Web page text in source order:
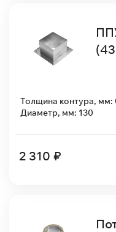
Толщина контура, мм:
Диаметр, мм: 130
2 310 ₽